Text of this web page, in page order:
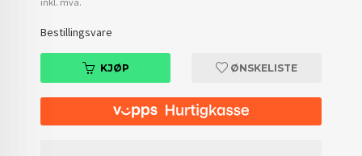
Bestillingsvare
KJØP ØNSKELISTE